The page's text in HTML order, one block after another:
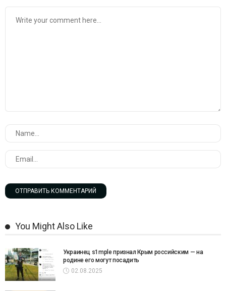
You Might Also Like
Украинец s1mple признал Крым российским — на
родине его могут посадить
02.08.2025